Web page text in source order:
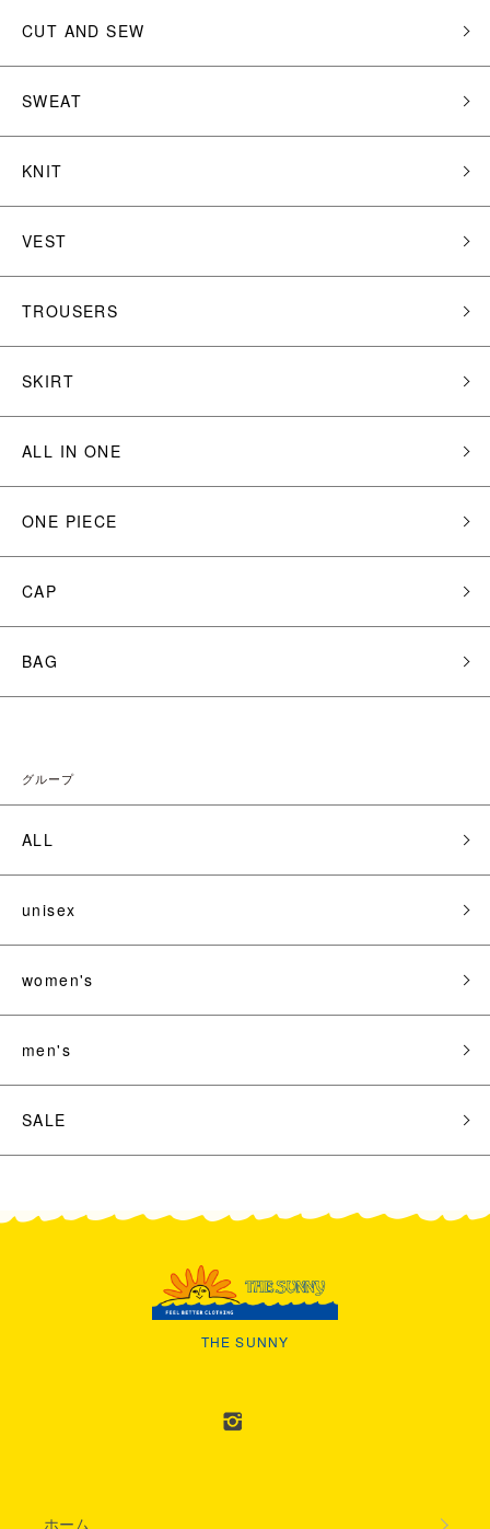
CUT AND SEW
SWEAT
KNIT
VEST
TROUSERS
SKIRT
ALL IN ONE
ONE PIECE
CAP
BAG
グループ
ALL
unisex
women's
men's
SALE
THE SUNNY
ホーム